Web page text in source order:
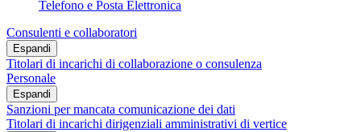
Telefono e Posta Elettronica
Consulenti e collaboratori
Espandi
Titolari di incarichi di collaborazione o consulenza
Personale
Espandi
Sanzioni per mancata comunicazione dei dati
Titolari di incarichi dirigenziali amministrativi di vertice